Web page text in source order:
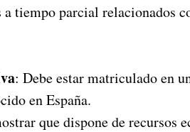
tiempo parcial relacionados
: Debe estar matriculado en
en España.
que dispone de recursos